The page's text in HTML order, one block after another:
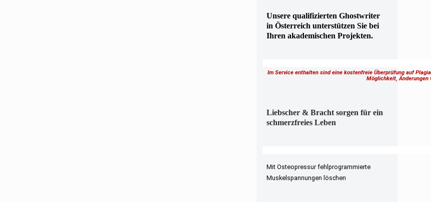
Unsere qualifizierten Ghostwriter
in Österreich unterstützen Sie bei
Ihren akademischen Projekten.
Im Service enthalten sind eine kostenfreie Überprüfung auf
Möglichkeit,
Liebscher & Bracht sorgen für ein
schmerzfreies Leben
Mit Osteopressur fehlprogrammierte
Muskelspannungen löschen